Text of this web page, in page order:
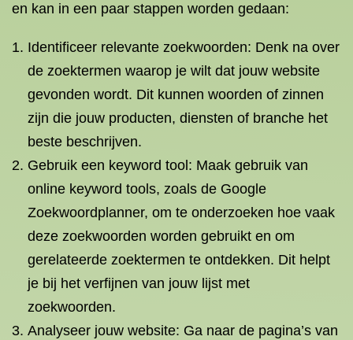
en kan in een paar stappen worden gedaan:
Identificeer relevante zoekwoorden: Denk na over
de zoektermen waarop je wilt dat jouw website
gevonden wordt. Dit kunnen woorden of zinnen
zijn die jouw producten, diensten of branche het
beste beschrijven.
Gebruik een keyword tool: Maak gebruik van
online keyword tools, zoals de Google
Zoekwoordplanner, om te onderzoeken hoe vaak
deze zoekwoorden worden gebruikt en om
gerelateerde zoektermen te ontdekken. Dit helpt
je bij het verfijnen van jouw lijst met
zoekwoorden.
Analyseer jouw website: Ga naar de pagina’s van